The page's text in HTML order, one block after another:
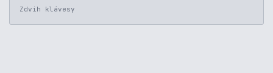
Zdvih klávesy